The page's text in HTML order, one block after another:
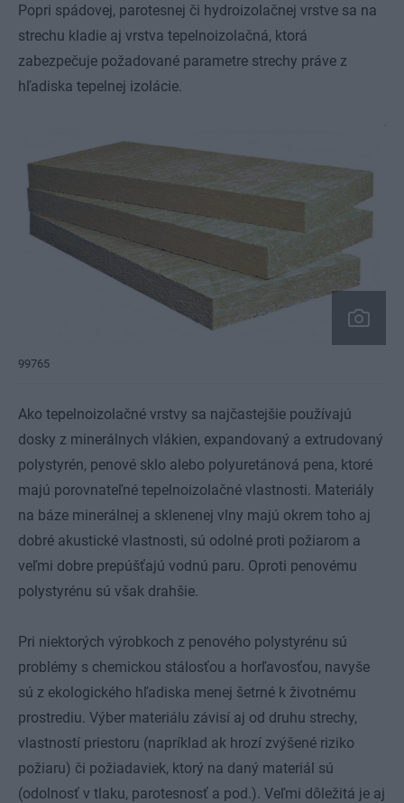
Popri spádovej, parotesnej či hydroizolačnej vrstve sa na
strechu kladie aj vrstva tepelnoizolačná, ktorá
zabezpečuje požadované parametre strechy práve z
hľadiska tepelnej izolácie.
99765
Ako tepelnoizolačné vrstvy sa najčastejšie používajú
dosky z minerálnych vlákien, expandovaný a extrudovaný
polystyrén, penové sklo alebo polyuretánová pena, ktoré
majú porovnateľné tepelnoizolačné vlastnosti. Materiály
na báze minerálnej a sklenenej vlny majú okrem toho aj
dobré akustické vlastnosti, sú odolné proti požiarom a
veľmi dobre prepúšťajú vodnú paru. Oproti penovému
polystyrénu sú však drahšie.
Pri niektorých výrobkoch z penového polystyrénu sú
problémy s chemickou stálosťou a horľavosťou, navyše
sú z ekologického hľadiska menej šetrné k životnému
prostrediu. Výber materiálu závisí aj od druhu strechy,
vlastností priestoru (napríklad ak hrozí zvýšené riziko
požiaru) či požiadaviek, ktorý na daný materiál sú
(odolnosť v tlaku, parotesnosť a pod.). Veľmi dôležitá je aj